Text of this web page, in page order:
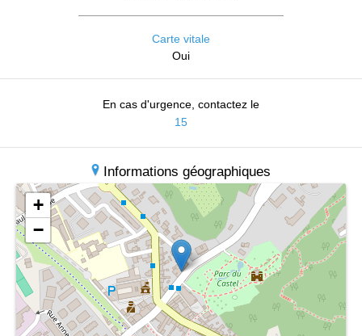
Carte vitale
Oui
En cas d'urgence, contactez le
15
Informations géographiques
+
−